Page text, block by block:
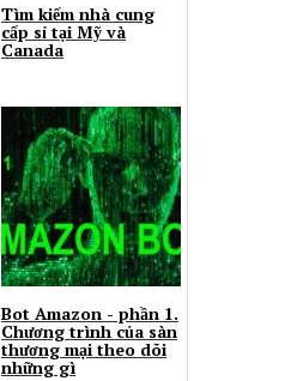
Tìm kiếm nhà cung
cấp sỉ tại Mỹ và
Canada
Bot Amazon - phần 1.
Chương trình của sàn
thương mại theo dõi
những gì